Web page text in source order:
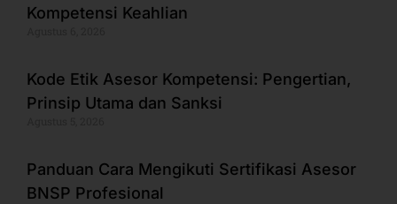
Kompetensi Keahlian
Kode Etik Asesor Kompetensi: Pengertian,
Prinsip Utama dan Sanksi
Panduan Cara Mengikuti Sertifikasi Asesor
BNSP Profesional